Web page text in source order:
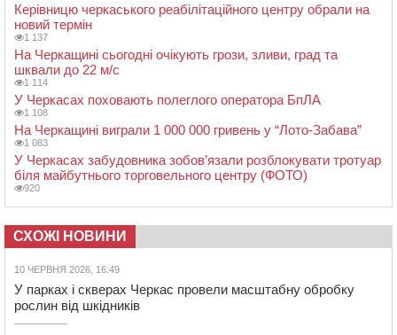
Керівницю черкаського реабілітаційного центру обрали на
новий термін
1 137
На Черкащині сьогодні очікують грози, зливи, град та
шквали до 22 м/с
1 114
У Черкасах поховають полеглого оператора БпЛА
1 108
На Черкащині виграли 1 000 000 гривень у “Лото-Забава”
1 083
У Черкасах забудовника зобов’язали розблокувати тротуар
біля майбутнього торговельного центру (ФОТО)
920
СХОЖІ НОВИНИ
10 ЧЕРВНЯ 2026, 16:49
У парках і скверах Черкас провели масштабну обробку
рослин від шкідників